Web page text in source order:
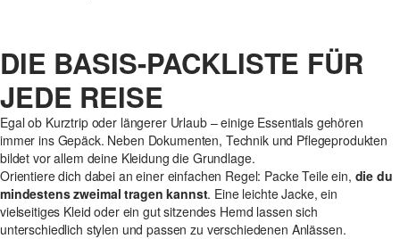
DIE BASIS-PACKLISTE FÜR
JEDE REISE
Egal ob Kurztrip oder längerer Urlaub – einige Essentials gehören
immer ins Gepäck. Neben Dokumenten, Technik und Pflegeprodukten
bildet vor allem deine Kleidung die Grundlage.
Orientiere dich dabei an einer einfachen Regel: Packe Teile ein, die du
mindestens zweimal tragen kannst. Eine leichte Jacke, ein
vielseitiges Kleid oder ein gut sitzendes Hemd lassen sich
unterschiedlich stylen und passen zu verschiedenen Anlässen.